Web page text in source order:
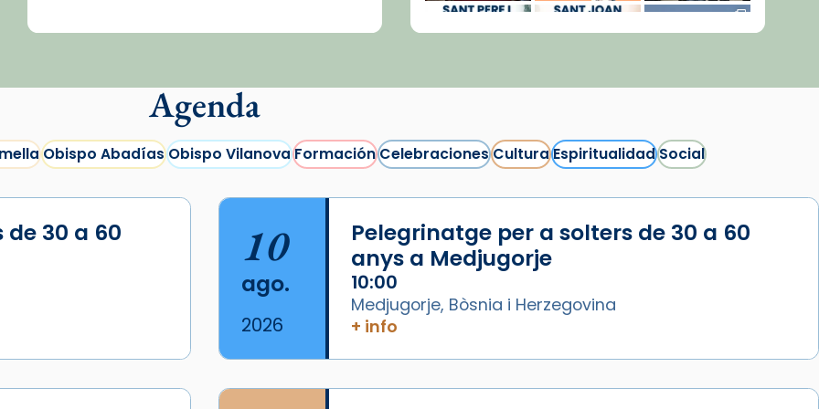
Cargar más...
Agenda
Obispo AbadíasObispo VilanovaFormaciónCelebracionesCulturaEspiritualidadSocial
30 a 60
10
ago.
2026
Pelegrinatge per a solters de 30 a 60
anys a Medjugorje
10:00
Medjugorje, Bòsnia i Herzegovina
+ info